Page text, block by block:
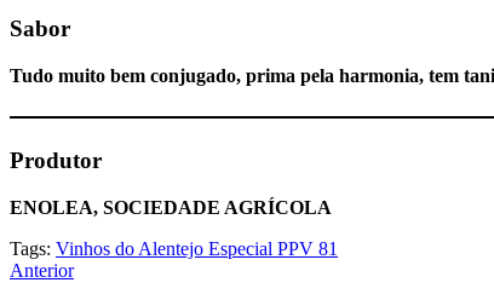
Sabor
Tudo muito bem conjugado, prima pela harmonia, tem
Produtor
ENOLEA, SOCIEDADE AGRÍCOLA
Tags: Vinhos do Alentejo Especial PPV 81
Navegação
Anterior